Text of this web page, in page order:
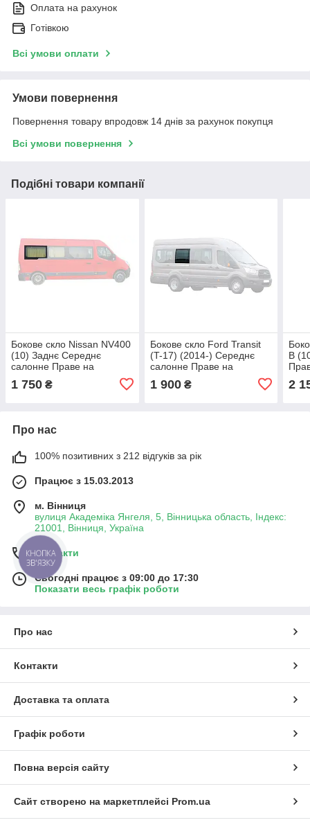
Оплата на рахунок
Готівкою
Всі умови оплати
Умови повернення
Повернення товару впродовж 14 днів за рахунок покупця
Всі умови повернення
Подібні товари компанії
Бокове скло Nissan NV400
(10) Заднє Середнє
салонне Праве на
1 750 ₴
Бокове скло Ford Transit
(T-17) (2014-) Середнє
салонне Праве на
1 900₴
B
2
Про нас
100% позитивних з 212 відгуків за рік
Працює з 15.03.2013
м. Вінниця
вулиця Академіка Янгеля, 5, Вінницька область, Індекс:
21001, Вінниця, Україна
Контакти
Сьогодні працює з 09:00 до 17:30
Показати весь графік роботи
Про нас
Контакти
Доставка та оплата
Графік роботи
Повна версія сайту
Сайт створено на маркетплейсі Prom.ua
КНОПКА
ЗВ'ЯЗКУ